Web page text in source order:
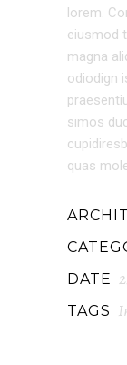
lorem.
eiusmod
magna
odiodign
simos
quas
DATE
TAGS